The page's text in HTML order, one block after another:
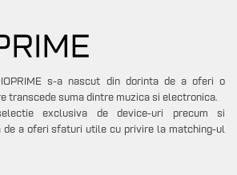
s-a nascut din dorinta de a oferi o
transcede suma dintre muzica si electronica.
exclusiva de device-uri precum si
de a oferi sfaturi utile cu privire la matching-ul